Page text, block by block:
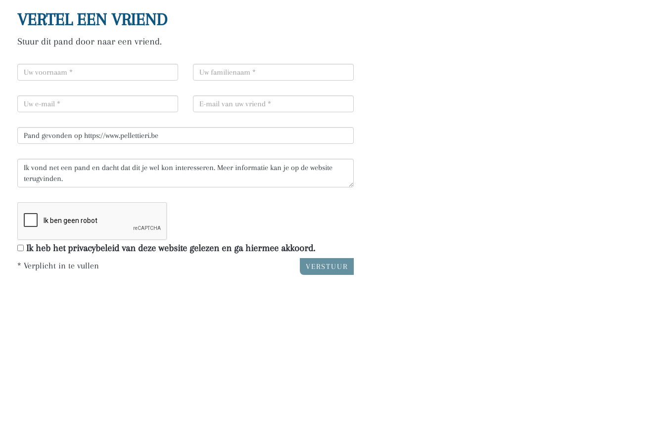
VERTEL EEN VRIEND
Stuur dit pand door naar een vriend.
Ik heb het privacybeleid van deze website gelezen en ga hiermee akkoord.
* Verplicht in te vullen